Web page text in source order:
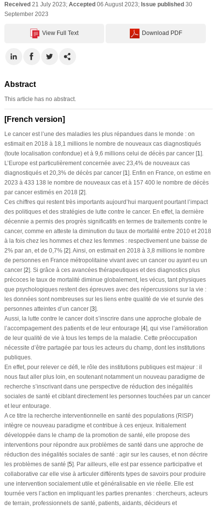
Received21 July 2023; Accepted06 August 2023; Issue published30
September 2023
View Full Text Download PDF
Abstract
This article has no abstract.
[French version]
Le cancer est l’une des maladies les plus répandues dans le monde : on
estimait en 2018 à 18,1 millions le nombre de nouveaux cas diagnostiqués
(toute localisation confondue) et à 9,6 millions celui de décès par cancer [1 ].
L’Europe est particulièrement concernée avec 23,4% de nouveaux cas
diagnostiqués et 20,3% de décès par cancer [1 ]. Enfin en France, on estime en
2023 à 433 138 le nombre de nouveaux cas et à 157 400 le nombre de décès
par cancer estimés en 2018 [2].
Ces chiffres qui restent très importants aujourd’hui marquent pourtant l’impact
des politiques et des stratégies de lutte contre le cancer. En effet, la dernière
décennie a permis des progrès significatifs en termes de traitements contre le
cancer, comme en atteste la diminution du taux de mortalité entre 2010 et 2018
à la fois chez les hommes et chez les femmes : respectivement une baisse de
2% par an, et de 0,7% [2]. Ainsi, on estimait en 2018 à 3,8 millions le nombre
de personnes en France métropolitaine vivant avec un cancer ou ayant eu un
cancer [2]. Si grâce à ces avancées thérapeutiques et des diagnostics plus
précoces le taux de mortalité diminue globalement, les vécus, tant physiques
que psychologiques restent des épreuves avec des répercussions sur la vie :
les données sont nombreuses sur les liens entre qualité de vie et survie des
personnes atteintes d’un cancer [3].
Aussi, la lutte contre le cancer doit s’inscrire dans une approche globale de
l’accompagement des patients et de leur entourage [4], qui vise l’amélioration
de leur qualité de vie à tous les temps de la maladie. Cette préoccupation
nécessite d’être partagée par tous les acteurs du champ, dont les institutions
publiques.
En effet, pour relever ce défi, le rôle des institutions publiques est majeur : il
nous faut aller plus loin, en soutenant notamment un nouveau paradigme de
recherche s’inscrivant dans une perspective de réduction des inégalités
sociales de santé et ciblant directement les personnes touchées par un cancer
et leur entourage.
A ce titre la recherche interventionnelle en santé des populations (RISP)
intègre ce nouveau paradigme et contribue à ces enjeux. Initialement
développée dans le champ de la promotion de santé, elle propose des
interventions pour répondre aux problèmes de santé dans une approche de
réduction des inégalités sociales de santé : agir sur les causes, et non décrire
les problèmes de santé [5]. Par ailleurs, elle est par essence participative et
collaborative car elle vise à articuler différents types de savoirs pour produire
une intervention socialement utile et généralisable en vie réelle. Elle est
tournée vers l’action en impliquant les parties prenantes : chercheurs, acteurs
de terrain, professionnels de santé, patients, aidants, décideurs et